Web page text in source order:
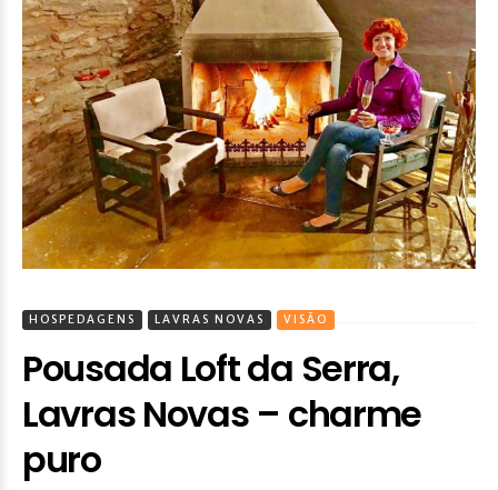
HOSPEDAGENS LAVRAS NOVAS VISÃO
Pousada Loft da Serra,
Lavras Novas – charme
puro